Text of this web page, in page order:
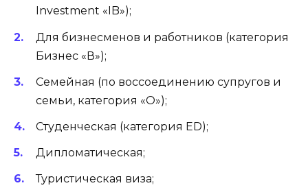
Investment «IB»);
Для бизнесменов и работников (категория
Бизнес «В»);
Семейная (по воссоединению супругов и
семьи, категория «О»);
Студенческая (категория ED);
Дипломатическая;
Туристическая виза;